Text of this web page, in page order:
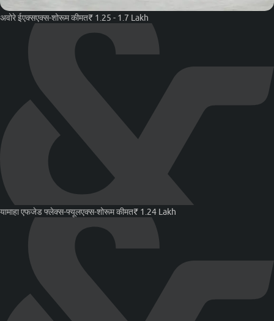
अवोरे ईएक्सएक्स-शोरूम कीमत₹ 1.25 - 1.7 Lakh
यामाहा एफजेड फ्लेक्स-फ्यूलएक्स-शोरूम कीमत₹ 1.24 Lakh